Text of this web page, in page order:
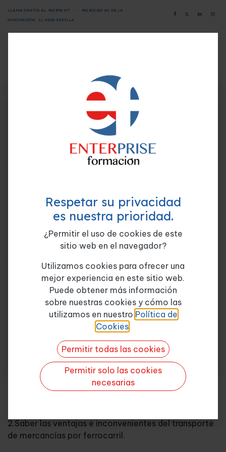
LLAMA GRATIS AL 902 898 277 - 900 802 262 AV. DE LA
INNOVACIÓN.. 11, 41020 SEVILLA
Programa-Contenido
1. El transporte de mercancías
3. Tipificación del transporte
Unidad 2. Transporte por ferrocarril
1. Aspectos básicos
2. Situación de España
3. Régimen jurídico
4. Infraestructura ferroviaria y su evolución
Objetivos
1.Identificar los modos de transporte de mercancías
2.Saber las ventajas e inconvenientes del transporte
de mercancías por ferrocarril.
¿Quieres formarte GRATIS y
mejorar tu perfil profesional?
Empieza hoy mismo. Te ayudamos a elegir el
mejor curso para ti.
Quiero más info
Respetar su privacidad
es nuestra prioridad.
¿Permitir el uso de cookies de este
sitio web en el navegador?
Utilizamos cookies para ofrecer una
mejor experiencia en este sitio web.
Puede obtener más información
sobre nuestras cookies y cómo las
utilizamos en nuestro Política de
Cookies.
Permitir todas las cookies
Permitir solo las cookies
necesarias